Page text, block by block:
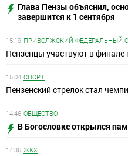
Глава Пензы объяснил,
завершится к 1 сентября
15:19 ПРИВОЛЖСКИЙ ФЕДЕРАЛЬНЫЙ
Пензенцы участвуют в
15:04 СПОРТ
Пензенский стрелок стал
14:46 ОБЩЕСТВО
В Богословке открылся
14:36 ЖКХ